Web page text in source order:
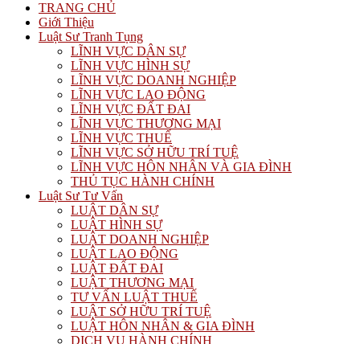
TRANG CHỦ
Giới Thiệu
Luật Sư Tranh Tụng
LĨNH VỰC DÂN SỰ
LĨNH VỰC HÌNH SỰ
LĨNH VỰC DOANH NGHIỆP
LĨNH VỰC LAO ĐỘNG
LĨNH VỰC ĐẤT ĐAI
LĨNH VỰC THƯƠNG MẠI
LĨNH VỰC THUẾ
LĨNH VỰC SỞ HỮU TRÍ TUỆ
LĨNH VỰC HÔN NHÂN VÀ GIA ĐÌNH
THỦ TỤC HÀNH CHÍNH
Luật Sư Tư Vấn
LUẬT DÂN SỰ
LUẬT HÌNH SỰ
LUẬT DOANH NGHIỆP
LUẬT LAO ĐỘNG
LUẬT ĐẤT ĐAI
LUẬT THƯƠNG MẠI
TƯ VẤN LUẬT THUẾ
LUẬT SỞ HỮU TRÍ TUỆ
LUẬT HÔN NHÂN & GIA ĐÌNH
DỊCH VỤ HÀNH CHÍNH